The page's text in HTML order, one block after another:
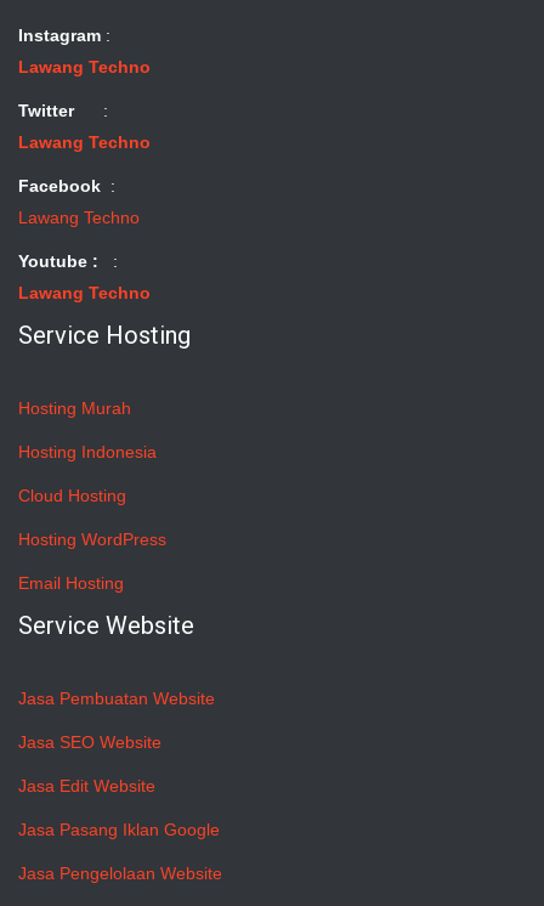
Instagram :
Lawang Techno
Twitter:
Lawang Techno
Facebook :
Lawang Techno
Youtube :
:
Lawang Techno
Service Hosting
Hosting Murah
Hosting Indonesia
Cloud Hosting
Hosting WordPress
Email Hosting
Service Website
Jasa Pembuatan Website
Jasa SEO Website
Jasa Edit Website
Jasa Pasang Iklan Google
Jasa Pengelolaan Website